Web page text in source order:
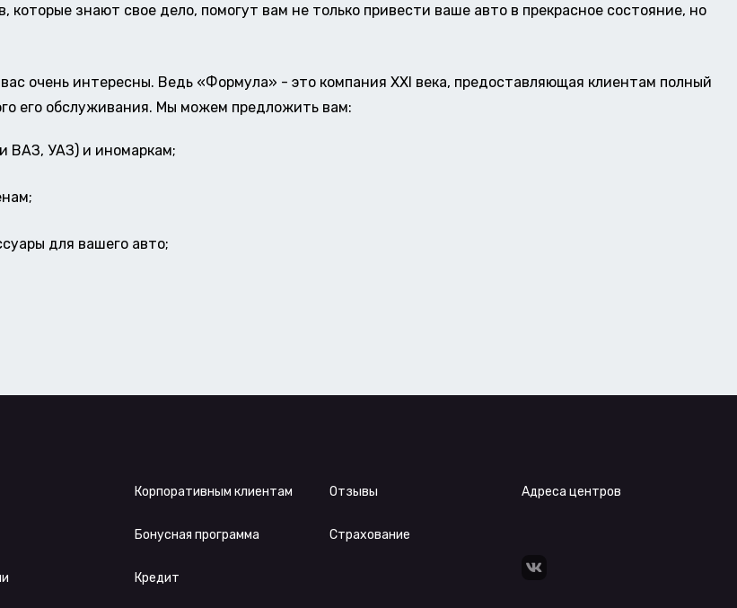
знают свое дело, помогут вам не только привести ваше авто в прекрасное состояние, но
очень интересны. Ведь «Формула» - это компания XXI века, предоставляющая клиентам полный
его обслуживания. Мы можем предложить вам:
ВАЗ, УАЗ) и иномаркам;
для вашего авто;
Корпоративным клиентам
Бонусная программа
Кредит
Отзывы
Страхование
Адреса центров